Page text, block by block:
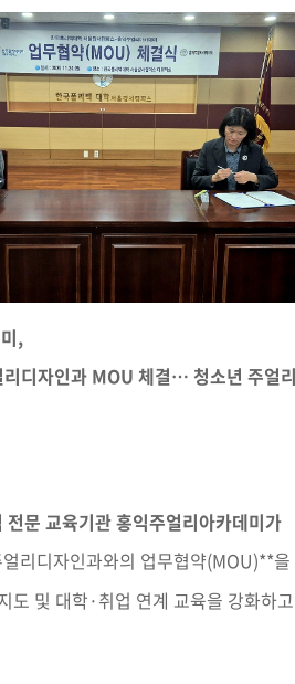
,
리디자인과 MOU 체결… 청소년 주얼
문 교육기관 홍익주얼리아카데미가
리디자인과와의 업무협약(MOU)**
도 및 대학·취업 연계 교육을 강화하